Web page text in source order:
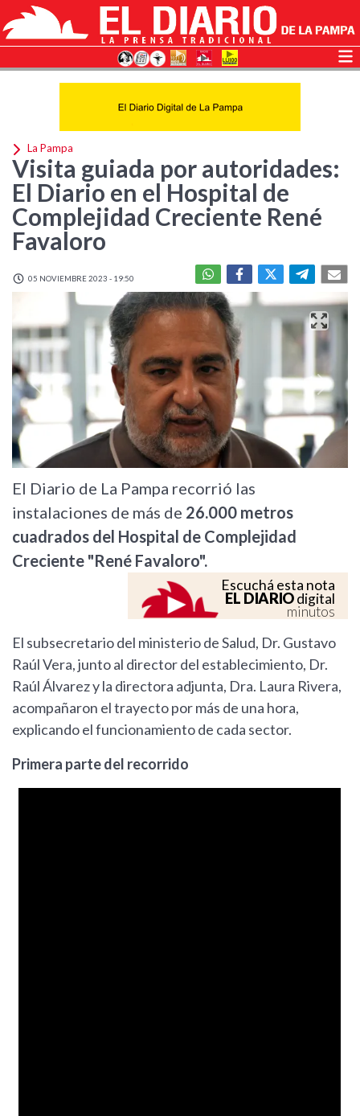
La Pampa
Visita guiada por autoridades:
El Diario en el Hospital de
Complejidad Creciente René
Favaloro
05 NOVIEMBRE 2023 - 19:50
Previous Next
El Diario de La Pampa recorrió las
instalaciones de más de 26.000 metros
cuadrados del Hospital de Complejidad
Creciente "René Favaloro".
Escuchá esta nota
EL DIARIOdigital
minutos
El subsecretario del ministerio de Salud, Dr. Gustavo
Raúl Vera, junto al director del establecimiento, Dr.
Raúl Álvarez y la directora adjunta, Dra. Laura Rivera,
acompañaron el trayecto por más de una hora,
explicando el funcionamiento de cada sector.
Primera parte del recorrido